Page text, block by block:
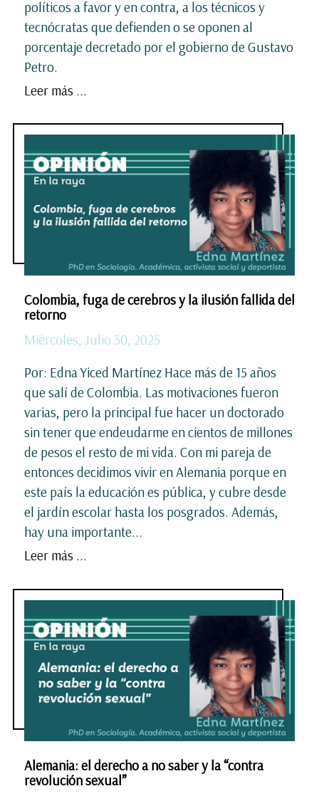
políticos a favor y en contra, a los técnicos y
tecnócratas que defienden o se oponen al
porcentaje decretado por el gobierno de Gustavo
Petro.
Leer más ...
Colombia, fuga de cerebros y la ilusión fallida del
retorno
Miércoles, Julio 30, 2025
Por: Edna Yiced Martínez Hace más de 15 años
que salí de Colombia. Las motivaciones fueron
varias, pero la principal fue hacer un doctorado
sin tener que endeudarme en cientos de millones
de pesos el resto de mi vida. Con mi pareja de
entonces decidimos vivir en Alemania porque en
este país la educación es pública, y cubre desde
el jardín escolar hasta los posgrados. Además,
hay una importante...
Leer más ...
Alemania: el derecho a no saber y la “contra
revolución sexual”